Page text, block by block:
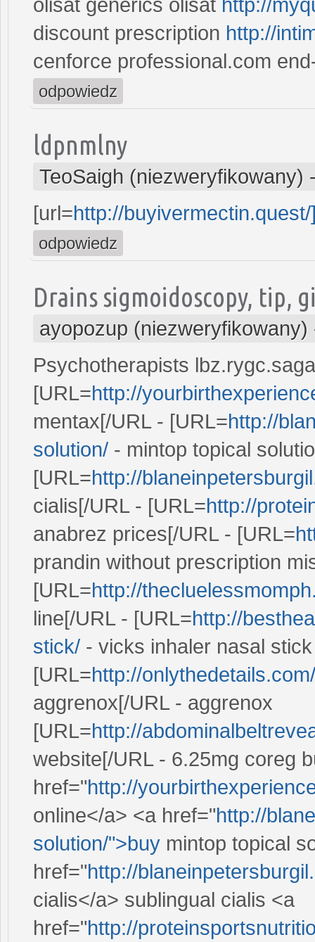
olisat generics olisat http://
discount prescription http://
cenforce professional.com
odpowiedz
ldpnmlny
TeoSaigh (niezweryfikowany)
[url=http://
odpowiedz
Drains sigmoidoscopy, tip,
ayopozup (niezweryfikowany)
Psychotherapists
[URL=http://
mentax[/URL - [URL=http://
solution/ - mintop topical
[URL=http://
cialis[/URL - [URL=http://
anabrez prices[/URL - [URL=
prandin without prescription
[URL=http://
line[/URL - [URL=http://
stick/ - vicks inhaler nasal
[URL=http://
aggrenox[/URL - aggrenox
[URL=http://
website[/URL - 6.25mg coreg
href="http://
online</a> <a href="http://
solution/">buy mintop topical
href="http://
cialis</a> sublingual cialis <a
href="http://